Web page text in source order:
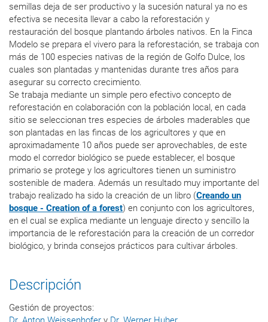
semillas deja de ser productivo y la sucesión natural ya no es
efectiva se necesita llevar a cabo la reforestación y
restauración del bosque plantando árboles nativos. En la Finca
Modelo se prepara el vivero para la reforestación, se trabaja con
más de 100 especies nativas de la región de Golfo Dulce, los
cuales son plantadas y mantenidas durante tres años para
asegurar su correcto crecimiento.
Se trabaja mediante un simple pero efectivo concepto de
reforestación en colaboración con la población local, en cada
sitio se seleccionan tres especies de árboles maderables que
son plantadas en las fincas de los agricultores y que en
aproximadamente 10 años puede ser aprovechables, de este
modo el corredor biológico se puede establecer, el bosque
primario se protege y los agricultores tienen un suministro
sostenible de madera. Además un resultado muy importante del
trabajo realizado ha sido la creación de un libro (Creando un
bosque - Creation of a forest) en conjunto con los agricultores,
en el cual se explica mediante un lenguaje directo y sencillo la
importancia de le reforestación para la creación de un corredor
biológico, y brinda consejos prácticos para cultivar árboles.
Descripción
Gestión de proyectos: